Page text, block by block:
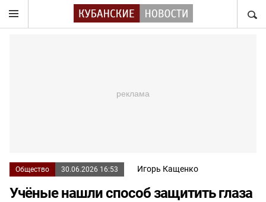
Общество 30.06.2026 16:53 Игорь Кащенко
Учёные нашли способ защитить глаза